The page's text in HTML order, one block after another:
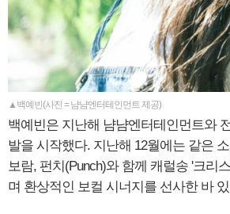
▲백예빈(사진 = 냠냠엔터테인먼트 제공)
백예빈은 지난해 냠냠엔터테인먼트와
발을 시작했다. 지난해 12월에는 같은
보람, 펀치(Punch)와 함께 캐럴송 '크리
며 환상적인 보컬 시너지를 선사한 바